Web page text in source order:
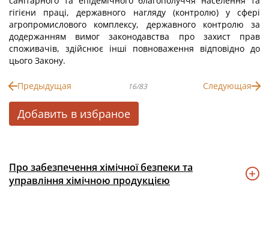
гігієни праці, державного нагляду (контролю) у сфері
агропромислового комплексу, державного контролю за
додержанням вимог законодавства про захист прав
споживачів, здійснює інші повноваження відповідно до
цього Закону.
Предыдущая 16/83 Следующая
Добавить в избраное
Про забезпечення хімічної безпеки та
управління хімічною продукцією